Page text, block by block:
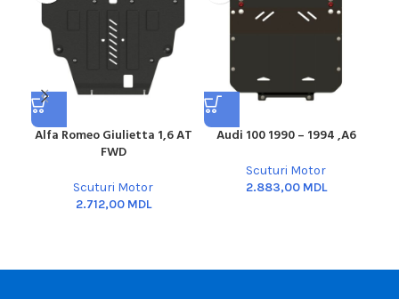
Alfa Romeo Giulietta 1,6 AT
FWD
Scuturi Motor
MDL
Audi 100 1990 – 1994 ,A6
Scuturi Motor
MDL